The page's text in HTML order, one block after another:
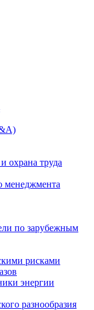
охрана труда
менеджмента
по зарубежным
рисками
энергии
разнообразия